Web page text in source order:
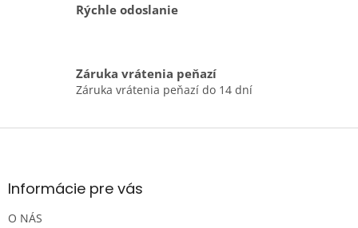
i
v
k
v
n
Rýchle odoslanie
Záruka vrátenia peňazí
Záruka vrátenia peňazí do 14 dní
Z
äInformácie pre vás
O NÁS